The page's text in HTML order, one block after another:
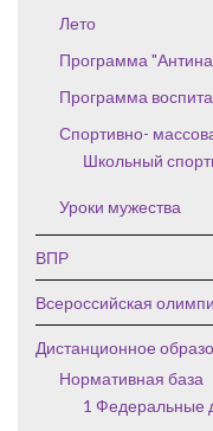
Лето
Программа
Программа
Спортивно-
Школьный
Уроки мужества
ВПР
Всероссийская
Дистанционное
Нормативная база
1 Федеральные